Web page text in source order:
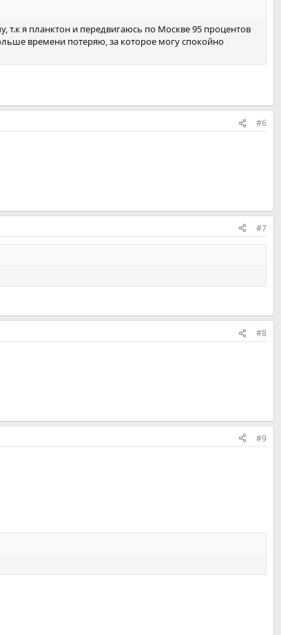
т.к я планктон и передвигаюсь по Москве 95 процентов
времени потеряю, за которое могу спокойно
#6
#7
#8
#9